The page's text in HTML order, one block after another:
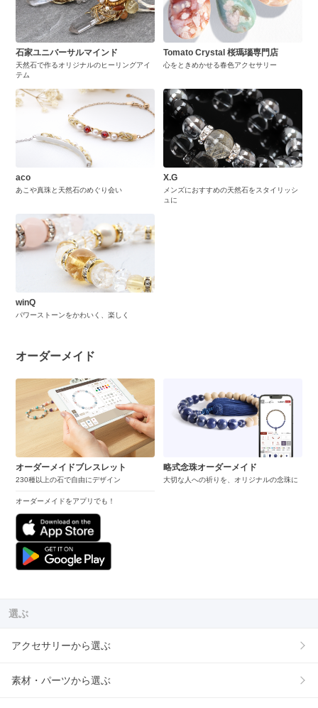
石家ユニバーサルマインド
天然石で作るオリジナルのヒーリングアイ
テム
Tomato Crystal 桜瑪瑙専門店
心をときめかせる春色アクセサリー
aco
あこや真珠と天然石のめぐり会い
X.G
メンズにおすすめの天然石をスタイリッシ
ュに
winQ
パワーストーンをかわいく、楽しく
オーダーメイド
オーダーメイドブレスレット
230種以上の石で自由にデザイン
オーダーメイドをアプリでも！
略式念珠オーダーメイド
大切な人への祈りを、オリジナルの念珠に
選ぶ
アクセサリーから選ぶ
素材・パーツから選ぶ